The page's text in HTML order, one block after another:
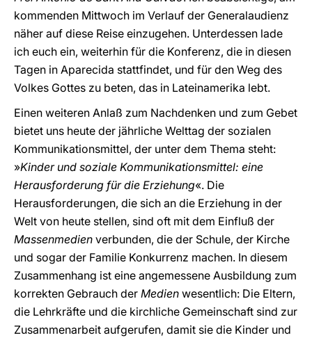
kommenden Mittwoch im Verlauf der Generalaudienz
näher auf diese Reise einzugehen. Unterdessen lade
ich euch ein, weiterhin für die Konferenz, die in diesen
Tagen in Aparecida stattfindet, und für den Weg des
Volkes Gottes zu beten, das in Lateinamerika lebt.
Einen weiteren Anlaß zum Nachdenken und zum Gebet
bietet uns heute der jährliche Welttag der sozialen
Kommunikationsmittel, der unter dem Thema steht:
»Kinder und soziale Kommunikationsmittel: eine
Herausforderung für die Erziehung«. Die
Herausforderungen, die sich an die Erziehung in der
Welt von heute stellen, sind oft mit dem Einfluß der
Massenmedien verbunden, die der Schule, der Kirche
und sogar der Familie Konkurrenz machen. In diesem
Zusammenhang ist eine angemessene Ausbildung zum
korrekten Gebrauch der Medien wesentlich: Die Eltern,
die Lehrkräfte und die kirchliche Gemeinschaft sind zur
Zusammenarbeit aufgerufen, damit sie die Kinder und